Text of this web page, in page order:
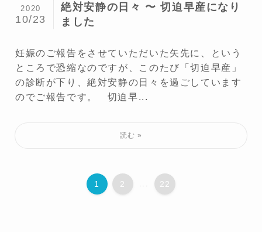
絶対安静の日々 〜 切迫早産になり
ました
2020
10/23
妊娠のご報告をさせていただいた矢先に、という
ところで恐縮なのですが、このたび「切迫早産」
の診断が下り、絶対安静の日々を過ごしています
のでご報告です。 切迫早...
1 2 ... 22